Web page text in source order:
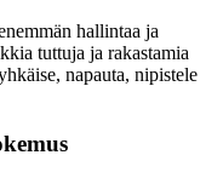
hallintaa ja
tuttuja ja rakastamia
napauta, nipistele